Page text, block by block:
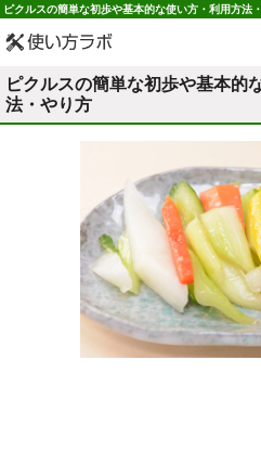
ピクルスの簡単な初歩や基本的な使い方・利用方法
ピクルスの簡単な初歩や基本的
法・やり方